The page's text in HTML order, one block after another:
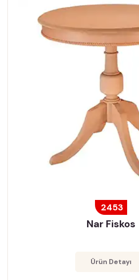
2453
Nar Fiskos
Ürün Detayı